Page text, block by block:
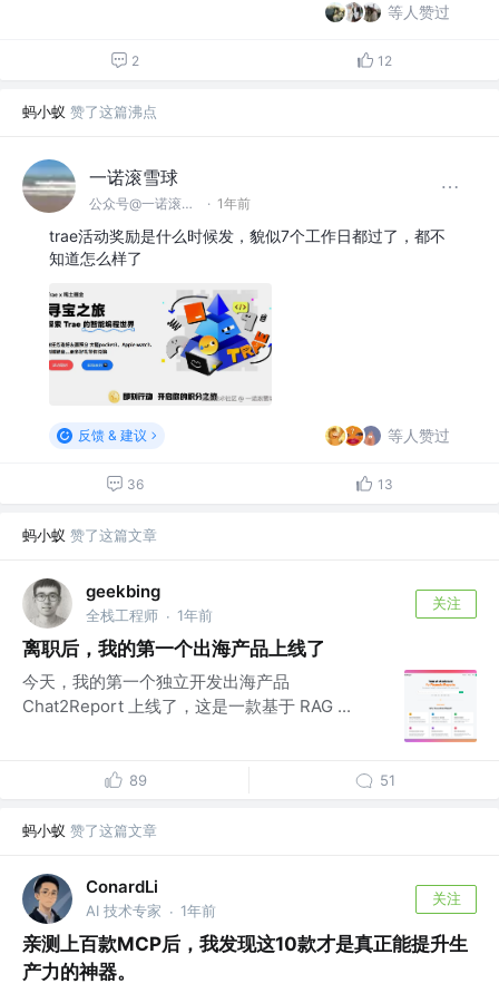
等人赞过
2 12
蚂小蚁 赞了这篇沸点
一诺滚雪球
公众号@一诺滚雪球 · 1年前
trae活动奖励是什么时候发，貌似7个工作日都过了，都不
知道怎么样了
反馈 & 建议 等人赞过
36 13
蚂小蚁 赞了这篇文章
geekbing
全栈工程师 · 1年前
关注
离职后，我的第一个出海产品上线了
今天，我的第一个独立开发出海产品
Chat2Report 上线了，这是一款基于 RAG ...
89 51
蚂小蚁 赞了这篇文章
ConardLi
AI 技术专家 · 1年前
关注
亲测上百款MCP后，我发现这10款才是真正能提升生
产力的神器。